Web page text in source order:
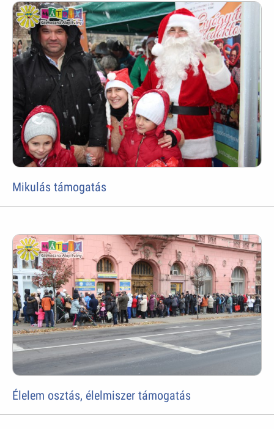
Mikulás támogatás
Élelem osztás, élelmiszer támogatás